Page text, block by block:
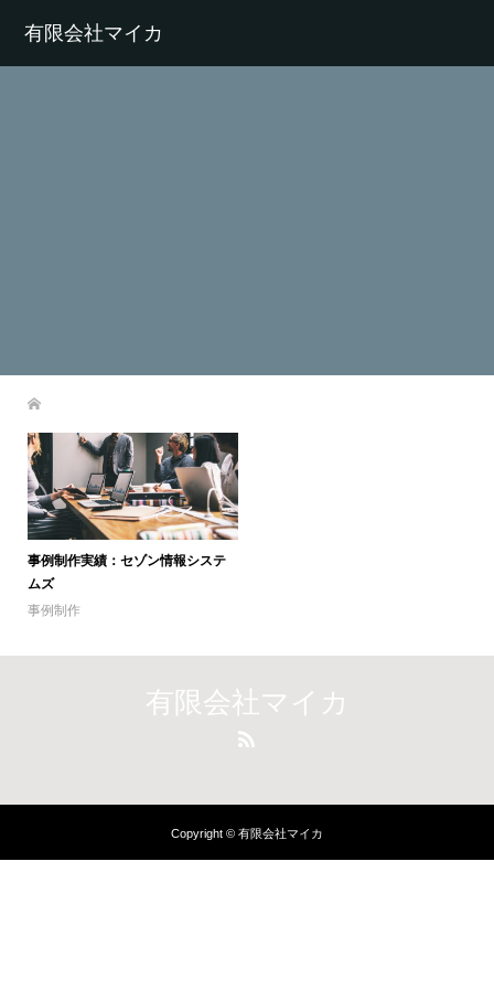
有限会社マイカ
事例制作実績：セゾン情報システ
ムズ
事例制作
有限会社マイカ
Copyright © 有限会社マイカ